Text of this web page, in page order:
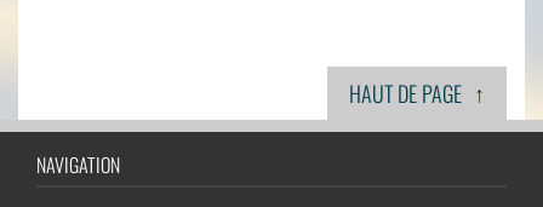
HAUT DE PAGE ↑
NAVIGATION